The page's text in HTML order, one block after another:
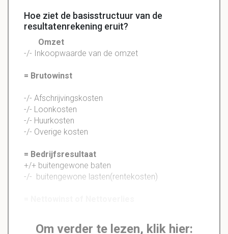
Hoe ziet de basisstructuur van de
resultatenrekening eruit?
Omzet
-/- Inkoopwaarde van de omzet
= Brutowinst
-/- Afschrijvingskosten
-/- Loonkosten
-/- Huurkosten
-/- Overige kosten
= Bedrijfsresultaat
+/+ buitengewone baten
-/- buitengewone lasten(rentekosten)
Om verder te lezen, klik hier: